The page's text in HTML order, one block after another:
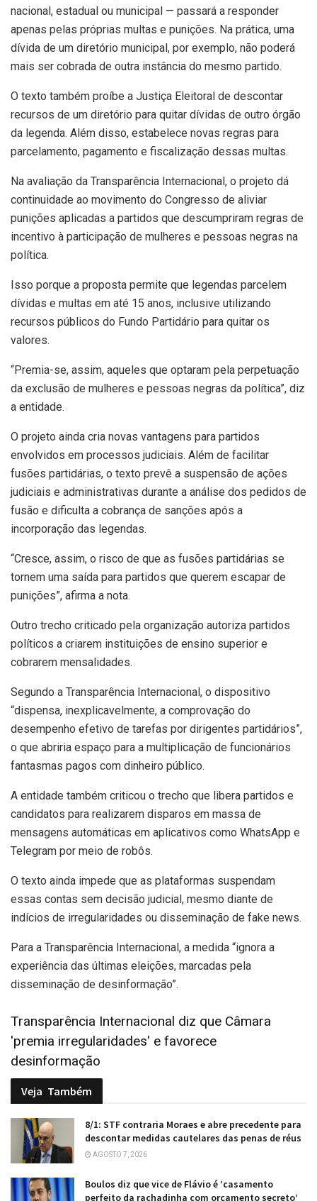
nacional, estadual ou municipal — passará a responder
apenas pelas próprias multas e punições. Na prática, uma
dívida de um diretório municipal, por exemplo, não poderá
mais ser cobrada de outra instância do mesmo partido.
O texto também proíbe a Justiça Eleitoral de descontar
recursos de um diretório para quitar dívidas de outro órgão
da legenda. Além disso, estabelece novas regras para
parcelamento, pagamento e fiscalização dessas multas.
Na avaliação da Transparência Internacional, o projeto dá
continuidade ao movimento do Congresso de aliviar
punições aplicadas a partidos que descumpriram regras de
incentivo à participação de mulheres e pessoas negras na
política.
Isso porque a proposta permite que legendas parcelem
dívidas e multas em até 15 anos, inclusive utilizando
recursos públicos do Fundo Partidário para quitar os
valores.
“Premia-se, assim, aqueles que optaram pela perpetuação
da exclusão de mulheres e pessoas negras da política”, diz
a entidade.
O projeto ainda cria novas vantagens para partidos
envolvidos em processos judiciais. Além de facilitar
fusões partidárias, o texto prevê a suspensão de ações
judiciais e administrativas durante a análise dos pedidos de
fusão e dificulta a cobrança de sanções após a
incorporação das legendas.
“Cresce, assim, o risco de que as fusões partidárias se
tornem uma saída para partidos que querem escapar de
punições”, afirma a nota.
Outro trecho criticado pela organização autoriza partidos
políticos a criarem instituições de ensino superior e
cobrarem mensalidades.
Segundo a Transparência Internacional, o dispositivo
“dispensa, inexplicavelmente, a comprovação do
desempenho efetivo de tarefas por dirigentes partidários”,
o que abriria espaço para a multiplicação de funcionários
fantasmas pagos com dinheiro público.
A entidade também criticou o trecho que libera partidos e
candidatos para realizarem disparos em massa de
mensagens automáticas em aplicativos como WhatsApp e
Telegram por meio de robôs.
O texto ainda impede que as plataformas suspendam
essas contas sem decisão judicial, mesmo diante de
indícios de irregularidades ou disseminação de fake news.
Para a Transparência Internacional, a medida “ignora a
experiência das últimas eleições, marcadas pela
disseminação de desinformação”.
Transparência Internacional diz que Câmara
'premia irregularidades' e favorece
desinformação
Veja Também
8/1: STF contraria Moraes e abre precedente para
descontar medidas cautelares das penas de réus
AGOSTO 7, 2026
Boulos diz que vice de Flávio é ‘casamento
perfeito da rachadinha com orçamento secreto’